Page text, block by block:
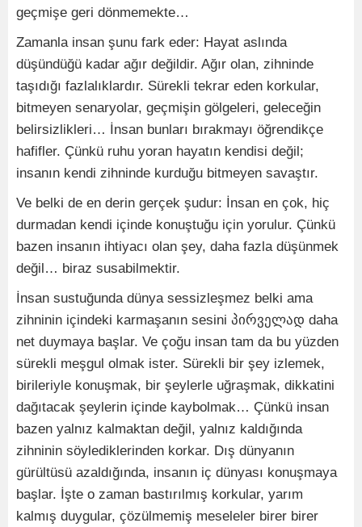
geçmişe geri dönmemekte…
Zamanla insan şunu fark eder: Hayat aslında
düşündüğü kadar ağır değildir. Ağır olan, zihninde
taşıdığı fazlalıklardır. Sürekli tekrar eden korkular,
bitmeyen senaryolar, geçmişin gölgeleri, geleceğin
belirsizlikleri… İnsan bunları bırakmayı öğrendikçe
hafifler. Çünkü ruhu yoran hayatın kendisi değil;
insanın kendi zihninde kurduğu bitmeyen savaştır.
Ve belki de en derin gerçek şudur: İnsan en çok, hiç
durmadan kendi içinde konuştuğu için yorulur. Çünkü
bazen insanın ihtiyacı olan şey, daha fazla düşünmek
değil… biraz susabilmektir.
İnsan sustuğunda dünya sessizleşmez belki ama
zihninin içindeki karmaşanın sesini პირველად daha
net duymaya başlar. Ve çoğu insan tam da bu yüzden
sürekli meşgul olmak ister. Sürekli bir şey izlemek,
birileriyle konuşmak, bir şeylerle uğraşmak, dikkatini
dağıtacak şeylerin içinde kaybolmak… Çünkü insan
bazen yalnız kalmaktan değil, yalnız kaldığında
zihninin söylediklerinden korkar. Dış dünyanın
gürültüsü azaldığında, insanın iç dünyası konuşmaya
başlar. İşte o zaman bastırılmış korkular, yarım
kalmış duygular, çözülmemiş meseleler birer birer